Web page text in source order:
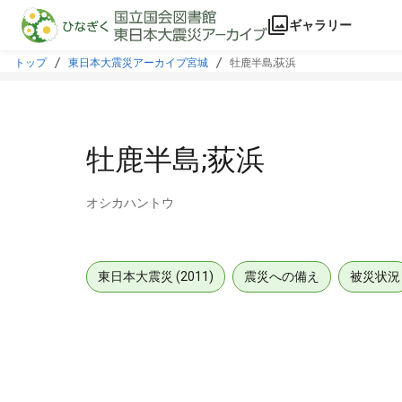
本文に飛ぶ
ギャラリー
トップ 東日本大震災アーカイブ宮城 牡鹿半島;荻浜
牡鹿半島;荻浜
オシカハントウ
東日本大震災 (2011) 震災への備え 被災状況